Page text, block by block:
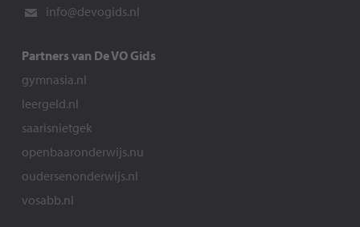
info@devogids.nl
Partners van De VO Gids
gymnasia.nl
leergeld.nl
saarisnietgek
openbaaronderwijs.nu
oudersenonderwijs.nl
vosabb.nl